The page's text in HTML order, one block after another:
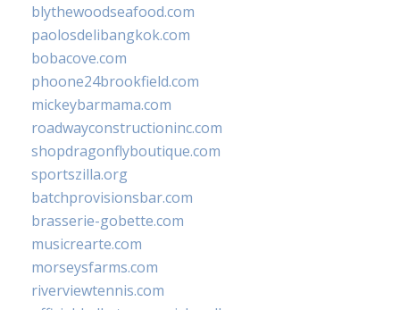
blythewoodseafood.com
paolosdelibangkok.com
bobacove.com
phoone24brookfield.com
mickeybarmama.com
roadwayconstructioninc.com
shopdragonflyboutique.com
sportszilla.org
batchprovisionsbar.com
brasserie-gobette.com
musicrearte.com
morseysfarms.com
riverviewtennis.com